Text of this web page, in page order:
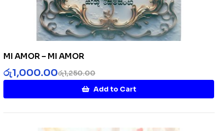
MI AMOR – MI AMOR
රු1,250.00
රු1,000.00
Add to Cart